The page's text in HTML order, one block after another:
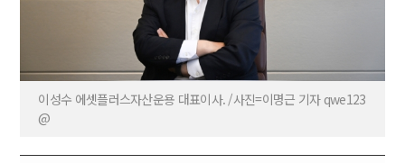
이성수 에셋플러스자산운용 대표이사. /사진=이명근 기자 qwe123
@